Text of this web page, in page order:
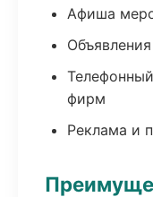
Афиша
фирм
Реклама и